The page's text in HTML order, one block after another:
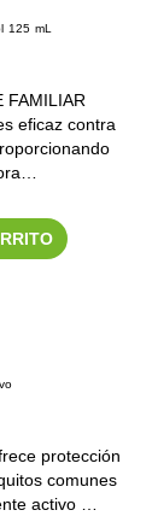
125 mL
FAMILIAR
eficaz contra
protección
comunes
activo …